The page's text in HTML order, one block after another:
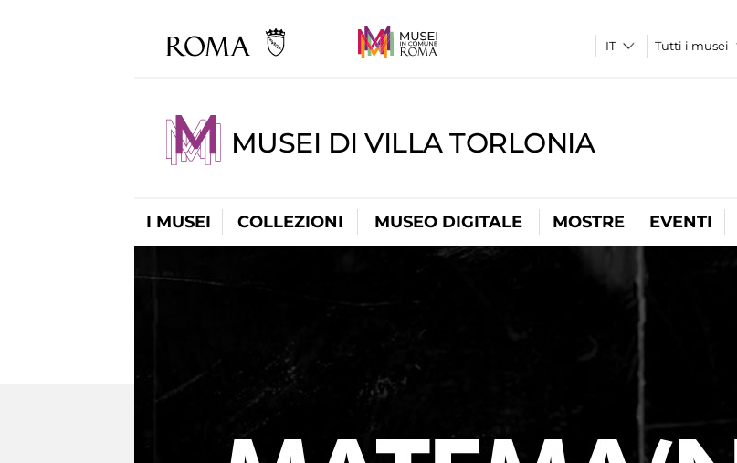
Tutti i musei
MUSEI DI VILLA TORLONIA
I MUSEI COLLEZIONI MUSEO DIGITALE MOSTRE EVENTI